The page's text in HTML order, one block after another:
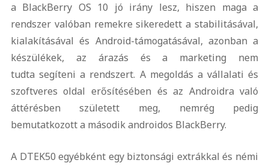
a BlackBerry OS 10 jó irány lesz, hiszen maga a
rendszer valóban remekre sikeredett a stabilitásával,
kialakításával és Android-támogatásával, azonban a
készülékek, az árazás és a marketing nem
tudta segíteni a rendszert. A megoldás a vállalati és
szoftveres oldal erősítésében és az Androidra való
áttérésben született meg, nemrég pedig
bemutatkozott a második androidos BlackBerry.
A DTEK50 egyébként egy biztonsági extrákkal és némi